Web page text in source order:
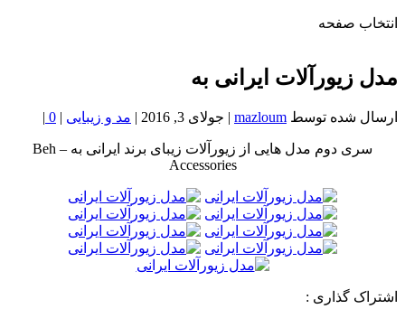
انتخاب صفحه
خون
شمال
مدل زیورآلات ایرانی به
ارسال شده توسط mazloum
| جولای 3, 2016 | مد و زیبایی |
0
|
سری دوم مدل هایی از زیورآلات زیبای برند ایرانی به – Beh
Accessories
اشتراک گذاری :